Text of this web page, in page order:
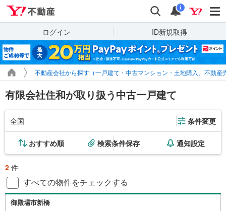
検索 通知
i
ログイン ID新規取得
不動産会社から探す（一戸建て・中古マンション・土地購入、不動産
有限会社住和が取り扱う中古一戸建て
全国 条件変更
おすすめ順 検索条件保存 通知設定
2 件
すべての物件をチェックする
御殿場市新橋